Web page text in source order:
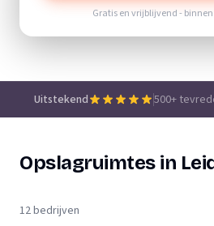
Gratis en vrijblijvend -
Uitstekend 500+
Opslagruimtes in
12 bedrijven